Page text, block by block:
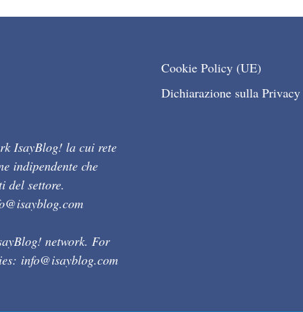
IsayBlog! la cui rete
indipendente che
del settore.
network. For
info@isayblog.com
Cookie Policy (UE)
Dichiarazione sulla